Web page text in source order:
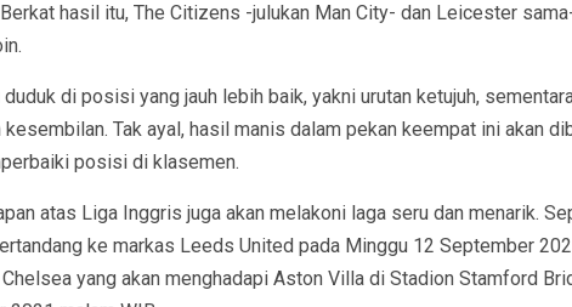
hasil itu, The Citizens -julukan Man City- dan Leicester
di posisi yang jauh lebih baik, yakni urutan ketujuh,
Tak ayal, hasil manis dalam pekan keempat ini akan
posisi di klasemen.
atas Liga Inggris juga akan melakoni laga seru dan menarik.
ke markas Leeds United pada Minggu 12 September
yang akan menghadapi Aston Villa di Stadion Stamford